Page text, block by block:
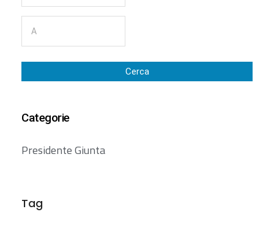
Cerca
Categorie
Presidente Giunta
Tag